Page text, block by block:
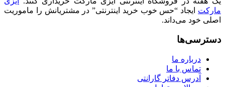
مارکت ایجاد “حس خوب خرید اینترنتی” در مشتریانش را ماموریت
اصلی خود می‌داند.
دسترسی‌ها
درباره ما
تماس با ما
آدرس دفاتر گارانتی